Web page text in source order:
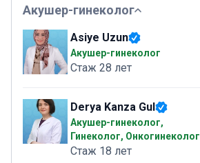
Акушер-гинеколог
Asiye Uzun
Акушер-гинеколог
Стаж 28 лет
Derya Kanza Gul
Акушер-гинеколог,
Гинеколог, Онкогинеколог
Стаж 18 лет